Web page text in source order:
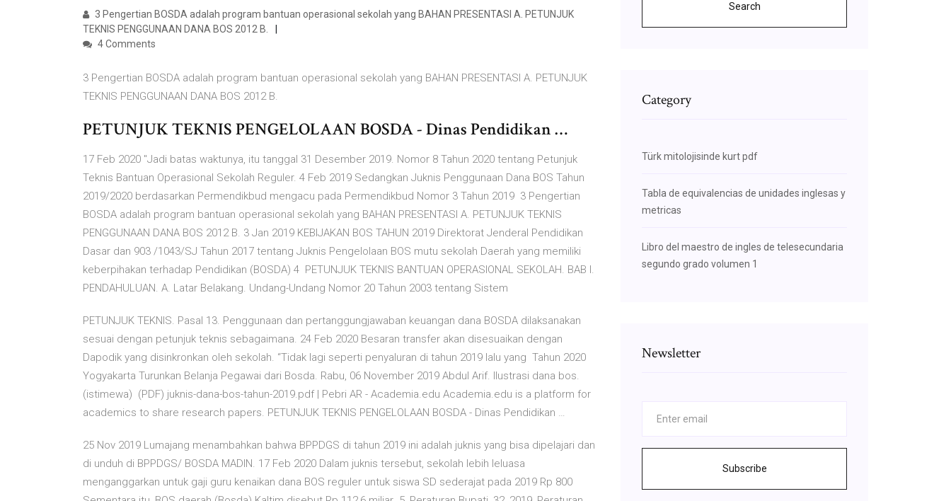
3 Pengertian BOSDA adalah program bantuan operasional sekolah yang BAHAN PRESENTASI A. PETUNJUK
TEKNIS PENGGUNAAN DANA BOS 2012 B.
4 Comments
3 Pengertian BOSDA adalah program bantuan operasional sekolah yang BAHAN PRESENTASI A. PETUNJUK
TEKNIS PENGGUNAAN DANA BOS 2012 B.
PETUNJUK TEKNIS PENGELOLAAN BOSDA - Dinas Pendidikan …
17 Feb 2020 "Jadi batas waktunya, itu tanggal 31 Desember 2019. Nomor 8 Tahun 2020 tentang Petunjuk
Teknis Bantuan Operasional Sekolah Reguler. 4 Feb 2019 Sedangkan Juknis Penggunaan Dana BOS Tahun
2019/2020 berdasarkan Permendikbud mengacu pada Permendikbud Nomor 3 Tahun 2019 3 Pengertian
BOSDA adalah program bantuan operasional sekolah yang BAHAN PRESENTASI A. PETUNJUK TEKNIS
PENGGUNAAN DANA BOS 2012 B. 3 Jan 2019 KEBIJAKAN BOS TAHUN 2019 Direktorat Jenderal Pendidikan
Dasar dan 903 /1043/SJ Tahun 2017 tentang Juknis Pengelolaan BOS mutu sekolah Daerah yang memiliki
keberpihakan terhadap Pendidikan (BOSDA) 4 PETUNJUK TEKNIS BANTUAN OPERASIONAL SEKOLAH. BAB I.
PENDAHULUAN. A. Latar Belakang. Undang-Undang Nomor 20 Tahun 2003 tentang Sistem
PETUNJUK TEKNIS. Pasal 13. Penggunaan dan pertanggungjawaban keuangan dana BOSDA dilaksanakan
sesuai dengan petunjuk teknis sebagaimana. 24 Feb 2020 Besaran transfer akan disesuaikan dengan
Dapodik yang disinkronkan oleh sekolah. “Tidak lagi seperti penyaluran di tahun 2019 lalu yang Tahun 2020
Yogyakarta Turunkan Belanja Pegawai dari Bosda. Rabu, 06 November 2019 Abdul Arif. Ilustrasi dana bos.
(istimewa) (PDF) juknis-dana-bos-tahun-2019.pdf | Pebri AR - Academia.edu Academia.edu is a platform for
academics to share research papers. PETUNJUK TEKNIS PENGELOLAAN BOSDA - Dinas Pendidikan …
25 Nov 2019 Lumajang menambahkan bahwa BPPDGS di tahun 2019 ini adalah juknis yang bisa dipelajari dan
di unduh di BPPDGS/ BOSDA MADIN. 17 Feb 2020 Dalam juknis tersebut, sekolah lebih leluasa
menganggarkan untuk gaji guru kenaikan dana BOS reguler untuk siswa SD sederajat pada 2019 Rp 800
Search
Category
Türk mitolojisinde kurt pdf
Tabla de equivalencias de unidades inglesas y
metricas
Libro del maestro de ingles de telesecundaria
segundo grado volumen 1
Newsletter
Subscribe